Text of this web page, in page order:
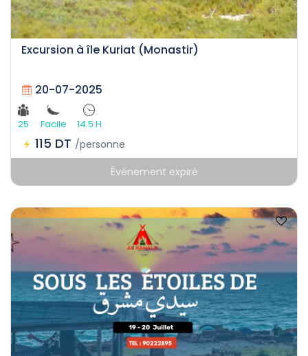
Excursion à île Kuriat (Monastir)
20-07-2025
25 Facile 14.5 H
115 DT /personne
Événement expiré